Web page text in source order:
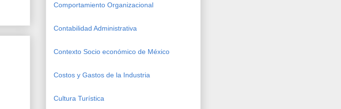
Comportamiento Organizacional
Contabilidad Administrativa
Contexto Socio económico de México
Costos y Gastos de la Industria
Cultura Turística